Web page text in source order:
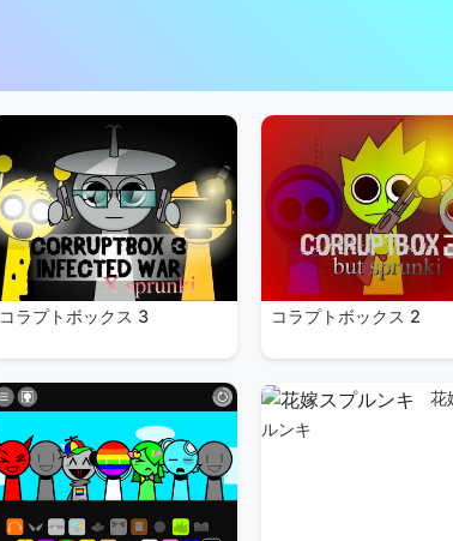
コラプトボックス 3 コラプトボックス 2
花
ルンキ